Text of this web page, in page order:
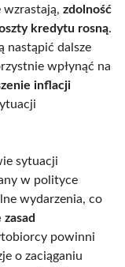
zdolność
kredytu rosną.
nastąpić dalsze
wpłynąć na
inflacji
sytuacji
w polityce
wydarzenia, co
powinni
o zaciąganiu